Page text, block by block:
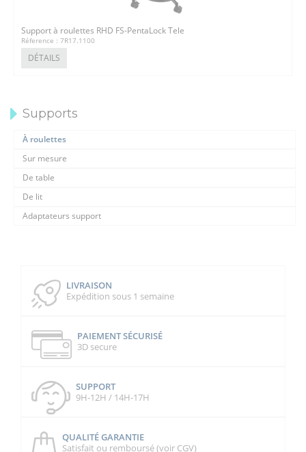
Support à roulettes RHD FS-PentaLock Tele
Réference : 7R17.1100
DÉTAILS
Supports
À roulettes
Sur mesure
De table
De lit
Adaptateurs support
LIVRAISON
Expédition sous 1 semaine
PAIEMENT SÉCURISÉ
3D secure
SUPPORT
9H-12H / 14H-17H
QUALITÉ GARANTIE
Satisfait ou remboursé (voir CGV)